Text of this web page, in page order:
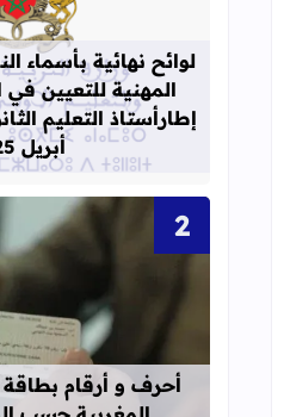
لوائح نهائية بأسماء
المهنية للتعيين في
إطارأستاذ التعليم
أبريل 2025
أحرف و أرقام بطاقة